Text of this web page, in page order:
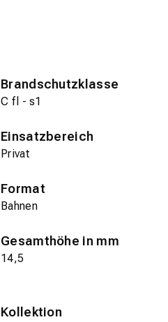
Brandschutzklasse
C fl - s1
Einsatzbereich
Privat
Format
Bahnen
Gesamthöhe in mm
14,5
Kollektion